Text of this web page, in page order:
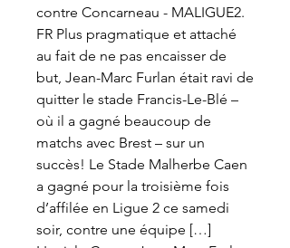
contre Concarneau - MALIGUE2.
FR Plus pragmatique et attaché
au fait de ne pas encaisser de
but, Jean-Marc Furlan était ravi de
quitter le stade Francis-Le-Blé –
où il a gagné beaucoup de
matchs avec Brest – sur un
succès! Le Stade Malherbe Caen
a gagné pour la troisième fois
d’affilée en Ligue 2 ce samedi
soir, contre une équipe […]